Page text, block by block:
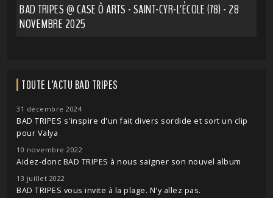
BAD TRIPES @ CASE Ô ARTS - SAINT-CYR-L'ÉCOLE (78) - 28
NOVEMBRE 2025
TOUTE L'ACTU BAD TRIPES
31 décembre 2024
BAD TRIPES s'inspire d'un fait divers sordide et sort un clip
pour Valya
10 novembre 2022
Aidez-donc BAD TRIPES à nous saigner son nouvel album
13 juillet 2022
BAD TRIPES vous invite à la plage. N'y allez pas.